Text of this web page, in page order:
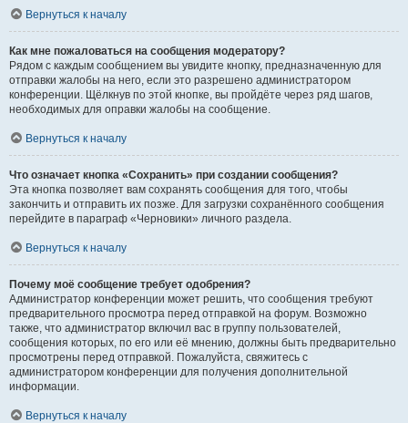
Вернуться к началу
Как мне пожаловаться на сообщения модератору?
Рядом с каждым сообщением вы увидите кнопку, предназначенную для
отправки жалобы на него, если это разрешено администратором
конференции. Щёлкнув по этой кнопке, вы пройдёте через ряд шагов,
необходимых для оправки жалобы на сообщение.
Вернуться к началу
Что означает кнопка «Сохранить» при создании сообщения?
Эта кнопка позволяет вам сохранять сообщения для того, чтобы
закончить и отправить их позже. Для загрузки сохранённого сообщения
перейдите в параграф «Черновики» личного раздела.
Вернуться к началу
Почему моё сообщение требует одобрения?
Администратор конференции может решить, что сообщения требуют
предварительного просмотра перед отправкой на форум. Возможно
также, что администратор включил вас в группу пользователей,
сообщения которых, по его или её мнению, должны быть предварительно
просмотрены перед отправкой. Пожалуйста, свяжитесь с
администратором конференции для получения дополнительной
информации.
Вернуться к началу